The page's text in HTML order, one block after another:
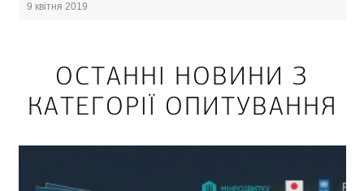
9 квітня 2019
ОСТАННІ НОВИНИ З
КАТЕГОРІЇ ОПИТУВАННЯ